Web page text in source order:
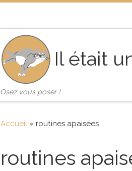
Il était
Osez vous poser !
Accueil » routines apaisées
routines